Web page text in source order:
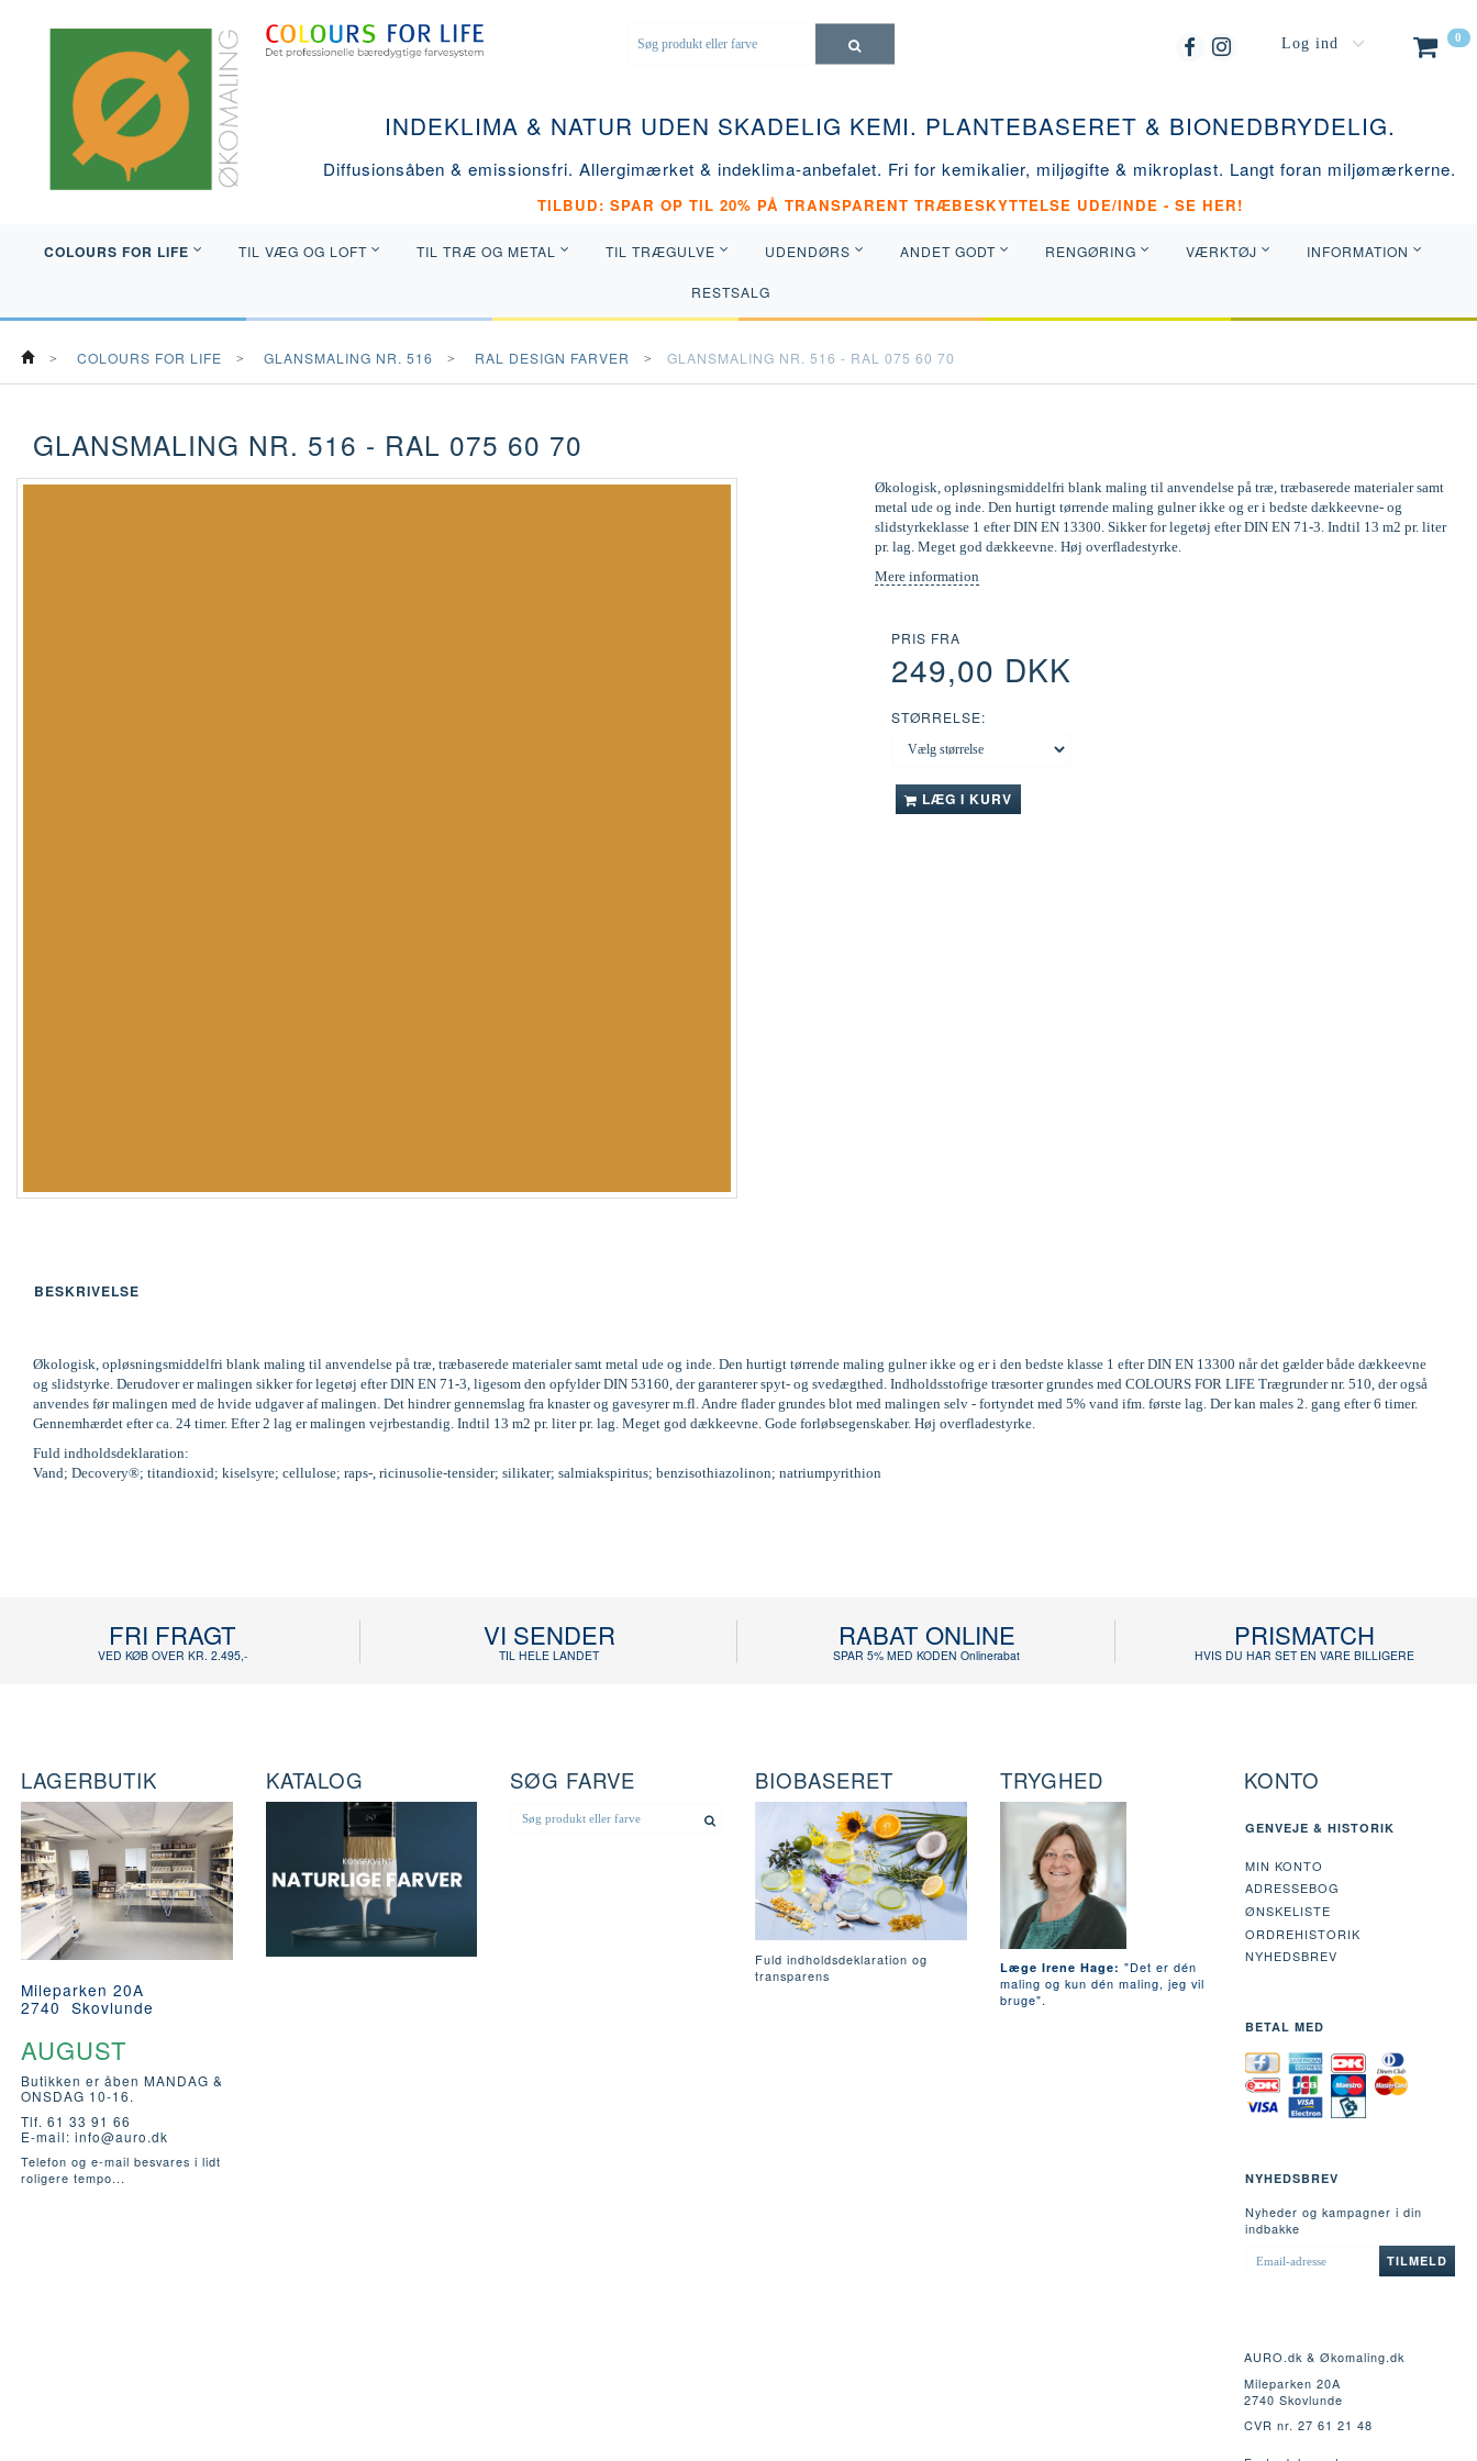
0
Log ind
INDEKLIMA & NATUR UDEN SKADELIG KEMI. PLANTEBASERET & BIONEDBRYDELIG.
Diffusionsåben & emissionsfri. Allergimærket & indeklima-anbefalet. Fri for kemikalier, miljøgifte & mikroplast. Langt foran miljømærkerne.
TILBUD: SPAR OP TIL 20% PÅ TRANSPARENT TRÆBESKYTTELSE UDE/INDE - SE HER!
COLOURS FOR LIFE TIL VÆG OG LOFT TIL TRÆ OG METAL TIL TRÆGULVE UDENDØRS ANDET GODT RENGØRING VÆRKTØJ INFORMATION
RESTSALG
COLOURS FOR LIFE GLANSMALING NR. 516 RAL DESIGN FARVER GLANSMALING NR. 516 - RAL 075 60 70
GLANSMALING NR. 516 - RAL 075 60 70
Økologisk, opløsningsmiddelfri blank maling til anvendelse på træ, træbaserede materialer samt
metal ude og inde. Den hurtigt tørrende maling gulner ikke og er i bedste dækkeevne- og
slidstyrkeklasse 1 efter DIN EN 13300. Sikker for legetøj efter DIN EN 71-3. Indtil 13 m2 pr. liter
pr. lag. Meget god dækkeevne. Høj overfladestyrke.
Mere information
PRIS FRA
249,00 DKK
STØRRELSE:
LÆG I KURV
BESKRIVELSE
Økologisk, opløsningsmiddelfri blank maling til anvendelse på træ, træbaserede materialer samt metal ude og inde. Den hurtigt tørrende maling gulner ikke og er i den bedste klasse 1 efter DIN EN 13300 når det gælder både dækkeevne
og slidstyrke. Derudover er malingen sikker for legetøj efter DIN EN 71-3, ligesom den opfylder DIN 53160, der garanterer spyt- og svedægthed. Indholdsstofrige træsorter grundes med COLOURS FOR LIFE Trægrunder nr. 510, der også
anvendes før malingen med de hvide udgaver af malingen. Det hindrer gennemslag fra knaster og gavesyrer m.fl. Andre flader grundes blot med malingen selv - fortyndet med 5% vand ifm. første lag. Der kan males 2. gang efter 6 timer.
Gennemhærdet efter ca. 24 timer. Efter 2 lag er malingen vejrbestandig. Indtil 13 m2 pr. liter pr. lag. Meget god dækkeevne. Gode forløbsegenskaber. Høj overfladestyrke.
Fuld indholdsdeklaration:
Vand; Decovery®; titandioxid; kiselsyre; cellulose; raps-, ricinusolie-tensider; silikater; salmiakspiritus; benzisothiazolinon; natriumpyrithion
FRI FRAGT
VED KØB OVER KR. 2.495,-
VI SENDER
TIL HELE LANDET
RABAT ONLINE
SPAR 5% MED KODEN Onlinerabat
PRISMATCH
HVIS DU HAR SET EN VARE BILLIGERE
LAGERBUTIK
Mileparken 20A
2740 Skovlunde
AUGUST
Butikken er åben MANDAG &
ONSDAG 10-16.
Tlf. 61 33 91 66
E-mail: info@auro.dk
Telefon og e-mail besvares i lidt
roligere tempo...
KATALOG SØG FARVE BIOBASERET
Fuld indholdsdeklaration og
transparens
TRYGHED
Læge Irene Hage: "Det er dén
maling og kun dén maling, jeg vil
bruge".
KONTO
GENVEJE & HISTORIK
MIN KONTO
ADRESSEBOG
ØNSKELISTE
ORDREHISTORIK
NYHEDSBREV
BETAL MED
NYHEDSBREV
Nyheder og kampagner i din
indbakke
EMAIL-
ADRESSE
TILMELD
AURO.dk & Økomaling.dk
Mileparken 20A
2740 Skovlunde
CVR nr. 27 61 21 48